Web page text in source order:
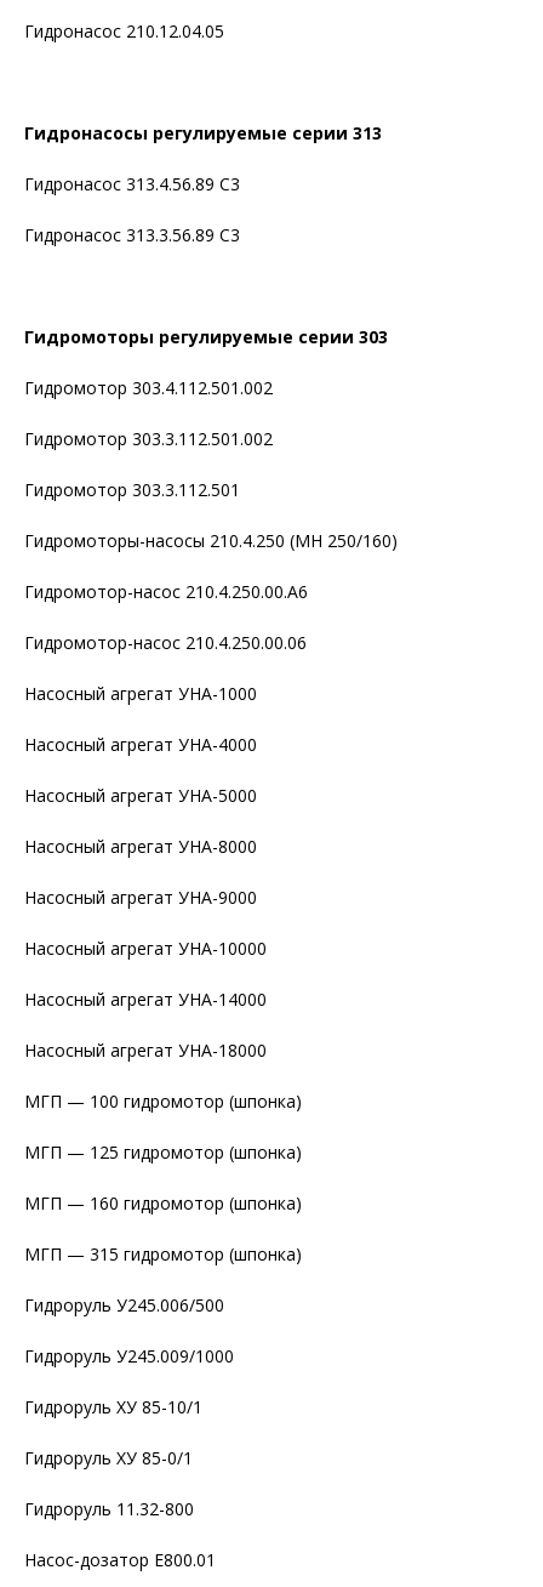
Гидронасос 210.12.04.05
Гидронасосы регулируемые серии 313
Гидронасос 313.4.56.89 С3
Гидронасос 313.3.56.89 С3
Гидромоторы регулируемые серии 303
Гидромотор 303.4.112.501.002
Гидромотор 303.3.112.501.002
Гидромотор 303.3.112.501
Гидромоторы-насосы 210.4.250 (МН 250/160)
Гидромотор-насос 210.4.250.00.А6
Гидромотор-насос 210.4.250.00.06
Насосный агрегат УНА-1000
Насосный агрегат УНА-4000
Насосный агрегат УНА-5000
Насосный агрегат УНА-8000
Насосный агрегат УНА-9000
Насосный агрегат УНА-10000
Насосный агрегат УНА-14000
Насосный агрегат УНА-18000
МГП — 100 гидромотор (шпонка)
МГП — 125 гидромотор (шпонка)
МГП — 160 гидромотор (шпонка)
МГП — 315 гидромотор (шпонка)
Гидроруль У245.006/500
Гидроруль У245.009/1000
Гидроруль ХУ 85-10/1
Гидроруль ХУ 85-0/1
Гидроруль 11.32-800
Насос-дозатор Е800.01